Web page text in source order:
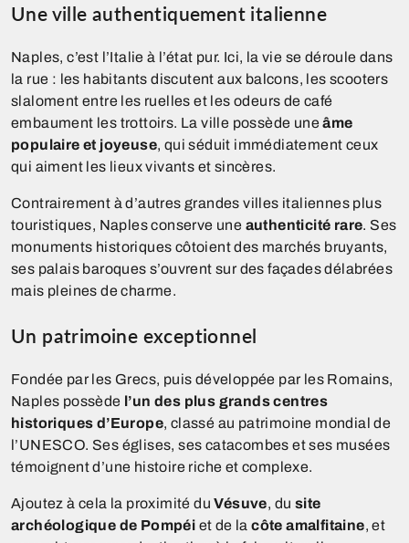
Une ville authentiquement italienne
Naples, c’est l’Italie à l’état pur. Ici, la vie se déroule dans
la rue : les habitants discutent aux balcons, les scooters
slaloment entre les ruelles et les odeurs de café
embaument les trottoirs. La ville possède uneâme
populaire et joyeuse, qui séduit immédiatement ceux
qui aiment les lieux vivants et sincères.
Contrairement à d’autres grandes villes italiennes plus
touristiques, Naples conserve une authenticité rare. Ses
monuments historiques côtoient des marchés bruyants,
ses palais baroques s’ouvrent sur des façades délabrées
mais pleines de charme.
Un patrimoine exceptionnel
Fondée par les Grecs, puis développée par les Romains,
Naples possède l’un des plus grands centres
historiques d’Europe, classé au patrimoine mondial de
l’UNESCO. Ses églises, ses catacombes et ses musées
témoignent d’une histoire riche et complexe.
Ajoutez à cela la proximité duVésuve, du site
archéologique de Pompéi et de lacôte amalfitaine, et